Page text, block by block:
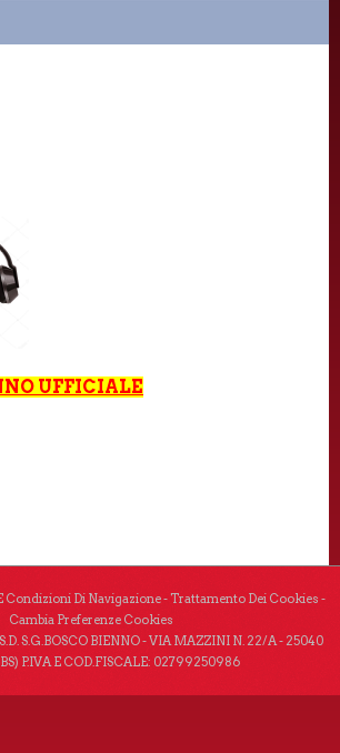
UFFICIALE
Condizioni Di Navigazione- Trattamento Dei Cookies -
Cambia Preferenze Cookies
S.G.BOSCO BIENNO - VIA MAZZINI N. 22/A - 25040
P.IVA E COD.FISCALE: 02799250986